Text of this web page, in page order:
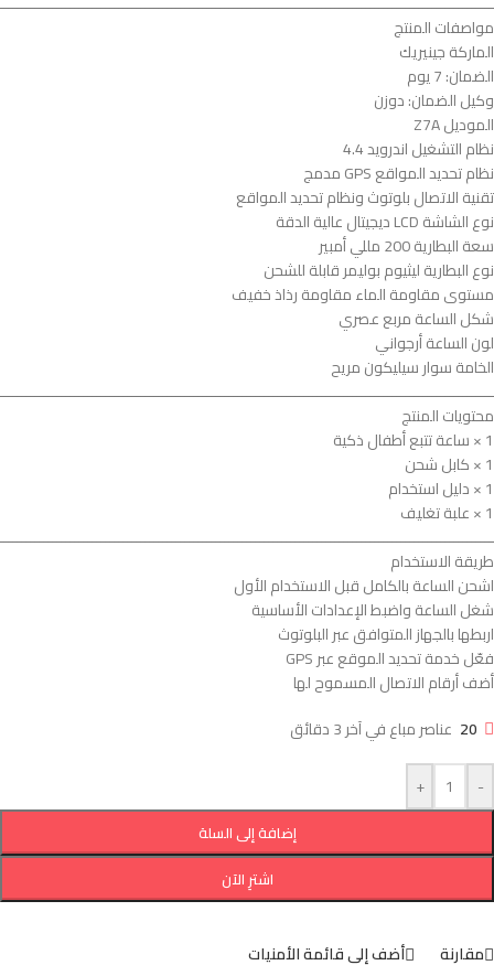
مواصفات المنتج
الماركة جينيريك
الضمان: 7 يوم
وكيل الضمان: دوزن
الموديل Z7A
نظام التشغيل اندرويد 4.4
نظام تحديد المواقع GPS مدمج
تقنية الاتصال بلوتوث ونظام تحديد المواقع
نوع الشاشة LCD ديجيتال عالية الدقة
سعة البطارية 200 مللي أمبير
نوع البطارية ليثيوم بوليمر قابلة للشحن
مستوى مقاومة الماء مقاومة رذاذ خفيف
شكل الساعة مربع عصري
لون الساعة أرجواني
الخامة سوار سيليكون مريح
محتويات المنتج
1 × ساعة تتبع أطفال ذكية
1 × كابل شحن
1 × دليل استخدام
1 × علبة تغليف
طريقة الاستخدام
اشحن الساعة بالكامل قبل الاستخدام الأول
شغل الساعة واضبط الإعدادات الأساسية
اربطها بالجهاز المتوافق عبر البلوتوث
فعّل خدمة تحديد الموقع عبر GPS
أضف أرقام الاتصال المسموح لها
20 عناصر مباع في آخر 3 دقائق
-
+
إضافة إلى السلة
اشترِ الآن
مقارنة أضف إلى قائمة الأمنيات